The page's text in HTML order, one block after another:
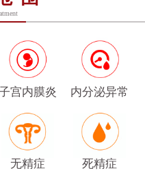
宫内膜炎 内分泌异常
无精症 死精症